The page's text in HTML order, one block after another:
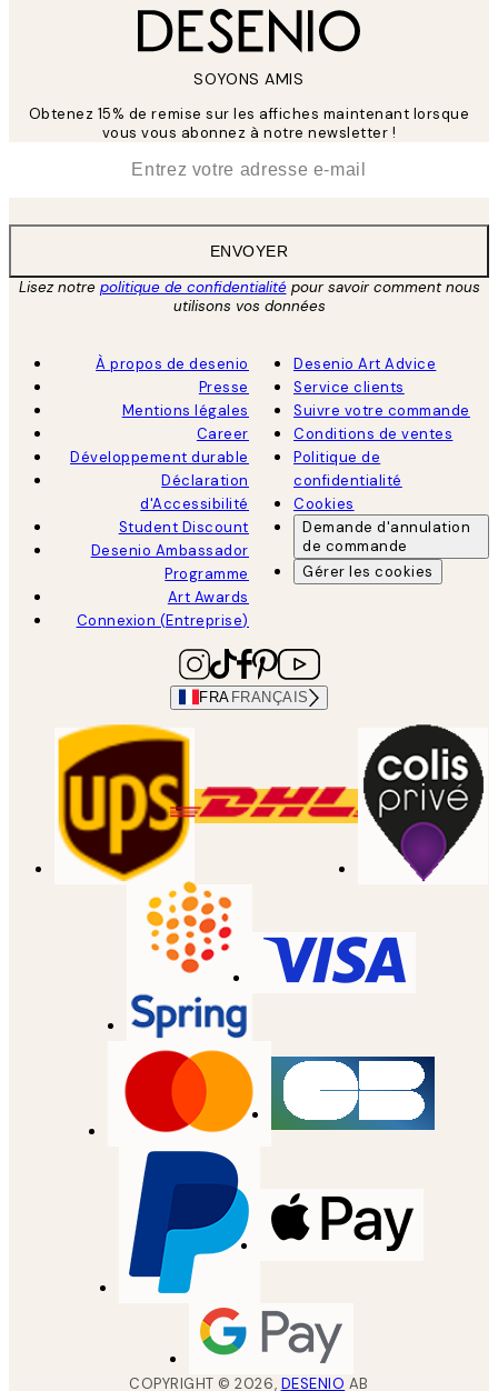
SOYONS AMIS
Obtenez 15% de remise sur les affiches maintenant lorsque
vous vous abonnez à notre newsletter !
ENVOYER
Lisez notre politique de confidentialitépour savoir comment nous
utilisons vos données
À propos de desenio
Presse
Mentions légales
Career
Développement durable
Déclaration
d'Accessibilité
Student Discount
Desenio Ambassador
Programme
Art Awards
Connexion (Entreprise)
Desenio Art Advice
Service clients
Suivre votre commande
Conditions de ventes
Politique de
confidentialité
Cookies
Demande d'annulation
de commande
Gérer les cookies
FRA FRANÇAIS
COPYRIGHT ©2026, DESENIO AB